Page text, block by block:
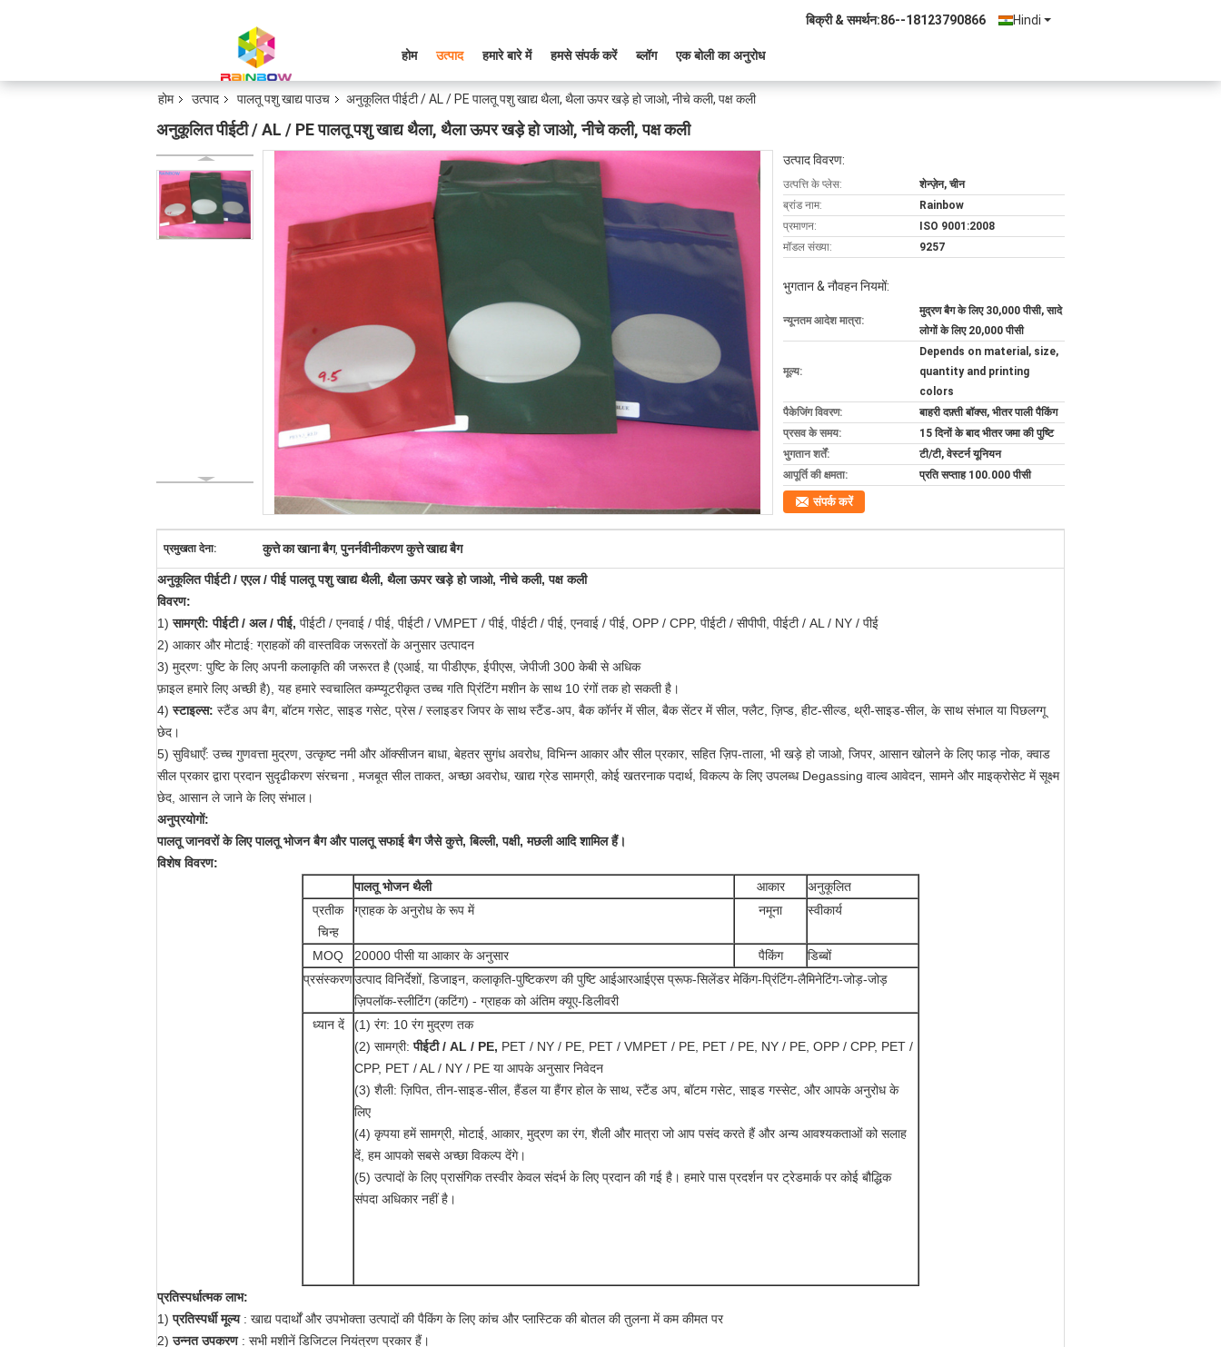
Hindi
बिक्री & समर्थन:86--18123790866
होम उत्पाद हमारे बारे में हमसे संपर्क करें ब्लॉग एक बोली का अनुरोध
होम उत्पाद पालतू पशु खाद्य पाउच अनुकूलित पीईटी / AL / PE पालतू पशु खाद्य थैला, थैला ऊपर खड़े हो जाओ, नीचे कली, पक्ष कली
अनुकूलित पीईटी / AL / PE पालतू पशु खाद्य थैला, थैला ऊपर खड़े हो जाओ, नीचे कली, पक्ष कली
उत्पाद विवरण:
उत्पत्ति के प्लेस:
शेन्ज़ेन, चीन
ब्रांड नाम:
Rainbow
प्रमाणन:
ISO 9001:2008
मॉडल संख्या:
9257
भुगतान & नौवहन नियमों:
न्यूनतम आदेश मात्रा:
मुद्रण बैग के लिए 30,000 पीसी, सादे
लोगों के लिए 20,000 पीसी
मूल्य:
Depends on material, size,
quantity and printing
colors
पैकेजिंग विवरण:
बाहरी दफ़्ती बॉक्स, भीतर पाली पैकिंग
प्रसव के समय:
15 दिनों के बाद भीतर जमा की पुष्टि
भुगतान शर्तें:
टी/टी, वेस्टर्न यूनियन
आपूर्ति की क्षमता:
प्रति सप्ताह 100.000 पीसी
संपर्क करें
प्रमुखता देना: कुत्ते का खाना बैग,पुनर्नवीनीकरण कुत्ते खाद्य बैग
अनुकूलित पीईटी / एएल / पीई पालतू पशु खाद्य थैली, थैला ऊपर खड़े हो जाओ, नीचे कली, पक्ष कली
विवरण:
1)सामग्री: पीईटी / अल / पीई, पीईटी / एनवाई / पीई, पीईटी / VMPET / पीई, पीईटी / पीई, एनवाई / पीई, OPP / CPP, पीईटी / सीपीपी, पीईटी / AL / NY / पीई
2) आकार और मोटाई: ग्राहकों की वास्तविक जरूरतों के अनुसार उत्पादन
3) मुद्रण: पुष्टि के लिए अपनी कलाकृति की जरूरत है (एआई, या पीडीएफ, ईपीएस, जेपीजी 300 केबी से अधिक
फ़ाइल हमारे लिए अच्छी है), यह हमारे स्वचालित कम्प्यूटरीकृत उच्च गति प्रिंटिंग मशीन के साथ 10 रंगों तक हो सकती है।
4)स्टाइल्स: स्टैंड अप बैग, बॉटम गसेट, साइड गसेट, प्रेस / स्लाइडर जिपर के साथ स्टैंड-अप, बैक कॉर्नर में सील, बैक सेंटर में सील, फ्लैट, ज़िप्ड, हीट-सील्ड, थ्री-साइड-सील, के साथ संभाल या पिछलग्गू
छेद।
5) सुविधाएँ: उच्च गुणवत्ता मुद्रण, उत्कृष्ट नमी और ऑक्सीजन बाधा, बेहतर सुगंध अवरोध, विभिन्न आकार और सील प्रकार, सहित ज़िप-ताला, भी खड़े हो जाओ, जिपर, आसान खोलने के लिए फाड़ नोक, क्वाड
सील प्रकार द्वारा प्रदान सुदृढीकरण संरचना , मजबूत सील ताकत, अच्छा अवरोध, खाद्य ग्रेड सामग्री, कोई खतरनाक पदार्थ, विकल्प के लिए उपलब्ध Degassing वाल्व आवेदन, सामने और माइक्रोसेट में सूक्ष्म
छेद, आसान ले जाने के लिए संभाल।
अनुप्रयोगों:
पालतू जानवरों के लिए पालतू भोजन बैग और पालतू सफाई बैग जैसे कुत्ते, बिल्ली, पक्षी, मछली आदि शामिल हैं।
विशेष विवरण:
पालतू भोजन थैली
आकार
अनुकूलित
प्रतीक
चिन्ह
ग्राहक के अनुरोध के रूप में नमूना स्वीकार्य
MOQ 20000 पीसी या आकार के अनुसार पैकिंग
डिब्बों
प्रसंस्करणउत्पाद विनिर्देशों, डिजाइन, कलाकृति-पुष्टिकरण की पुष्टि आईआरआईएस प्रूफ-सिलेंडर मेकिंग-प्रिंटिंग-लैमिनेटिंग-जोड़-जोड़
ज़िपलॉक-स्लीटिंग (कटिंग) - ग्राहक को अंतिम क्यूए-डिलीवरी
ध्यान दें
(1) रंग: 10 रंग मुद्रण तक
(2) सामग्री:पीईटी / AL / PE, PET / NY / PE, PET / VMPET / PE, PET / PE, NY / PE, OPP / CPP, PET /
CPP, PET / AL / NY / PE या आपके अनुसार निवेदन
(3) शैली: ज़िपित, तीन-साइड-सील, हैंडल या हैंगर होल के साथ, स्टैंड अप, बॉटम गसेट, साइड गस्सेट, और आपके अनुरोध के
लिए
(4) कृपया हमें सामग्री, मोटाई, आकार, मुद्रण का रंग, शैली और मात्रा जो आप पसंद करते हैं और अन्य आवश्यकताओं को सलाह
दें, हम आपको सबसे अच्छा विकल्प देंगे।
(5) उत्पादों के लिए प्रासंगिक तस्वीर केवल संदर्भ के लिए प्रदान की गई है। हमारे पास प्रदर्शन पर ट्रेडमार्क पर कोई बौद्धिक
संपदा अधिकार नहीं है।
प्रतिस्पर्धात्मक लाभ:
1)प्रतिस्पर्धीमूल्य: खाद्य पदार्थों और उपभोक्ता उत्पादों की पैकिंग के लिए कांच और प्लास्टिक की बोतल की तुलना में कम कीमत पर
2)उन्नत उपकरण: सभी मशीनें डिजिटल नियंत्रण प्रकार हैं।